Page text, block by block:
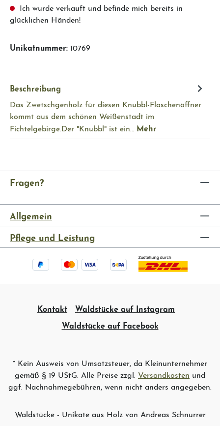
Ich wurde verkauft und befinde mich bereits in
glücklichen Händen!
Unikatnummer: 10769
Beschreibung
Das Zwetschgenholz für diesen Knubbl-Flaschenöffner
kommt aus dem schönen Weißenstadt im
Fichtelgebirge.Der "Knubbl" ist ein… Mehr
Fragen?
Allgemein
Pflege und Leistung
Kontakt
Waldstücke auf Instagram
Waldstücke auf Facebook
* Kein Ausweis von Umsatzsteuer, da Kleinunternehmer
gemäß § 19 UStG. Alle Preise zzgl. Versandkosten und
ggf. Nachnahmegebühren, wenn nicht anders angegeben.
Waldstücke - Unikate aus Holz von Andreas Schnurrer